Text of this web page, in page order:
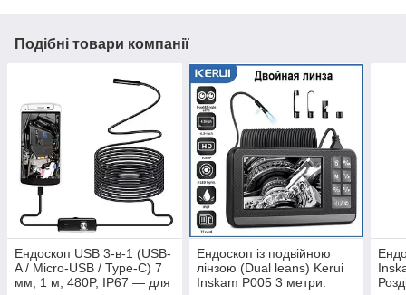
Подібні товари компанії
Ендоскоп USB 3-в-1 (USB-
A / Micro-USB / Type-C) 7
мм, 1 м, 480P, IP67 — для
Ендоскоп із подвійною
лінзою (Dual leans) Kerui
Inskam P005 3 метри.